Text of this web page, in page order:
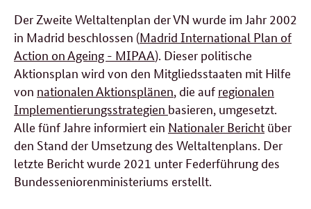
Der Zweite Weltaltenplan der VN wurde im Jahr 2002
in Madrid beschlossen (Madrid International Plan of
Action on Ageing - MIPAA). Dieser politische
Aktionsplan wird von den Mitgliedsstaaten mit Hilfe
von nationalen Aktionsplänen, die auf regionalen
Implementierungsstrategien basieren, umgesetzt.
Alle fünf Jahre informiert ein Nationaler Bericht über
den Stand der Umsetzung des Weltaltenplans. Der
letzte Bericht wurde 2021 unter Federführung des
Bundesseniorenministeriums erstellt.